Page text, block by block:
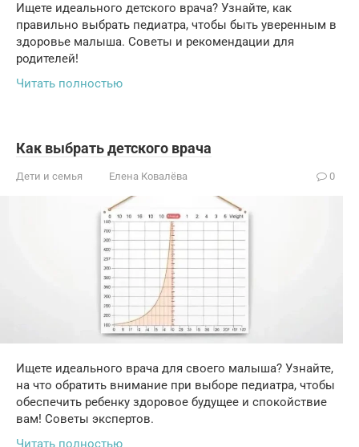
Ищете идеального детского врача? Узнайте, как
правильно выбрать педиатра, чтобы быть уверенным в
здоровье малыша. Советы и рекомендации для
родителей!
Читать полностью
Как выбрать детского врача
Дети и семья Елена Ковалёва 0
Ищете идеального врача для своего малыша? Узнайте,
на что обратить внимание при выборе педиатра, чтобы
обеспечить ребенку здоровое будущее и спокойствие
вам! Советы экспертов.
Читать полностью